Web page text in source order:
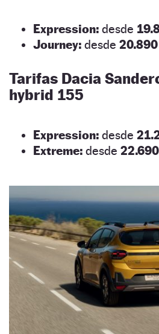
Expression: desde
Journey: desde
Tarifas Dacia
hybrid 155
Expression: desde
Extreme: desde